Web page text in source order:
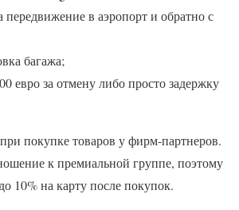
передвижение в аэропорт и обратно с
багажа;
евро за отмену либо просто задержку
покупке товаров у фирм-партнеров.
к премиальной группе, поэтому
10% на карту после покупок.